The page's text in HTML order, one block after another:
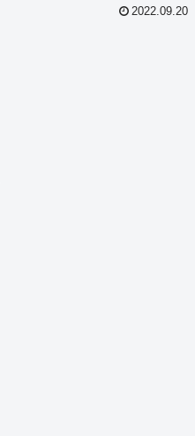
2022.09.20